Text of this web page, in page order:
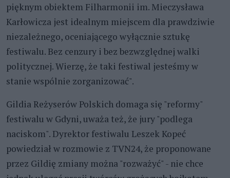
pięknym obiektem Filharmonii im. Mieczysława
Karłowicza jest idealnym miejscem dla prawdziwie
niezależnego, oceniającego wyłącznie sztukę
festiwalu. Bez cenzury i bez bezwzględnej walki
politycznej. Wierzę, że taki festiwal jesteśmy w
stanie wspólnie zorganizować".
Gildia Reżyserów Polskich domaga się "reformy"
festiwalu w Gdyni, uważa też, że jury "podlega
naciskom". Dyrektor festiwalu Leszek Kopeć
powiedział w rozmowie z TVN24, że proponowane
przez Gildię zmiany można "rozważyć" - nie chce